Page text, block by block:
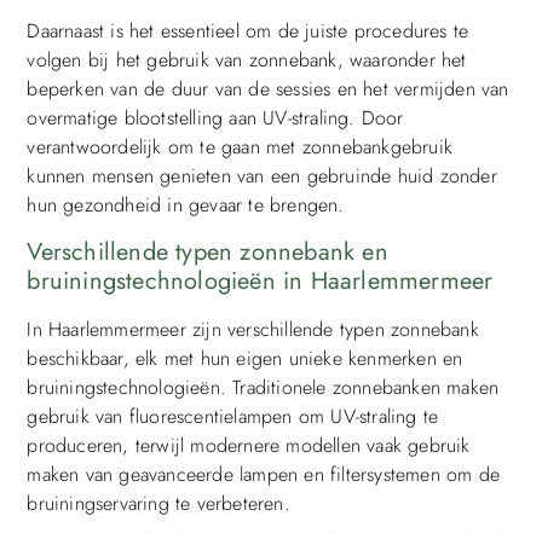
Daarnaast is het essentieel om de juiste procedures te
volgen bij het gebruik van zonnebank, waaronder het
beperken van de duur van de sessies en het vermijden van
overmatige blootstelling aan UV-straling. Door
verantwoordelijk om te gaan met zonnebankgebruik
kunnen mensen genieten van een gebruinde huid zonder
hun gezondheid in gevaar te brengen.
Verschillende typen zonnebank en
bruiningstechnologieën in Haarlemmermeer
In Haarlemmermeer zijn verschillende typen zonnebank
beschikbaar, elk met hun eigen unieke kenmerken en
bruiningstechnologieën. Traditionele zonnebanken maken
gebruik van fluorescentielampen om UV-straling te
produceren, terwijl modernere modellen vaak gebruik
maken van geavanceerde lampen en filtersystemen om de
bruiningservaring te verbeteren.